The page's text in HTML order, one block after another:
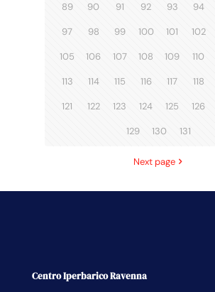
89 90 91 92 93 94
97 98 99 100 101 102
105 106 107 108 109 110
113 114 115 116 117 118
121 122 123 124 125 126
129 130 131
Next page
Centro Iperbarico Ravenna